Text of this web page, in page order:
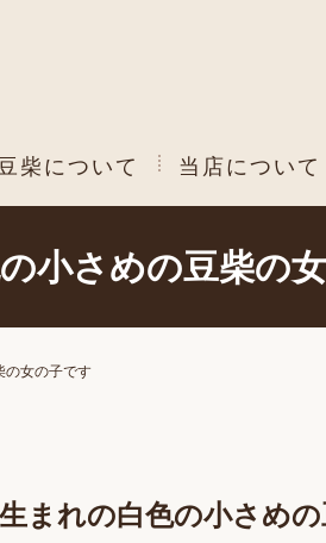
柴について 当店について
小さめの豆柴の
の女の子です
まれの白色の小さめ